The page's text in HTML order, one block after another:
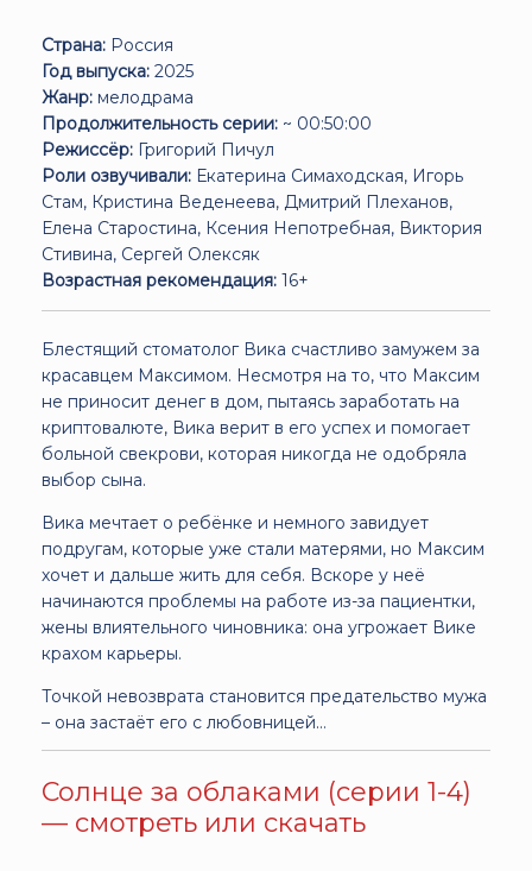
Страна: Россия
Год выпуска: 2025
Жанр: мелодрама
Продолжительность серии: ~ 00:50:00
Режиссёр: Григорий Пичул
Роли озвучивали: Екатерина Симаходская, Игорь
Стам, Кристина Веденеева, Дмитрий Плеханов,
Елена Старостина, Ксения Непотребная, Виктория
Стивина, Сергей Олексяк
Возрастная рекомендация: 16+
Блестящий стоматолог Вика счастливо замужем за
красавцем Максимом. Несмотря на то, что Максим
не приносит денег в дом, пытаясь заработать на
криптовалюте, Вика верит в его успех и помогает
больной свекрови, которая никогда не одобряла
выбор сына.
Вика мечтает о ребёнке и немного завидует
подругам, которые уже стали матерями, но Максим
хочет и дальше жить для себя. Вскоре у неё
начинаются проблемы на работе из-за пациентки,
жены влиятельного чиновника: она угрожает Вике
крахом карьеры.
Точкой невозврата становится предательство мужа
– она застаёт его с любовницей…
Солнце за облаками (серии 1-4)
— смотреть или скачать